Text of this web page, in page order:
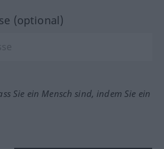
(optional)
Sie ein Mensch sind, indem Sie ein